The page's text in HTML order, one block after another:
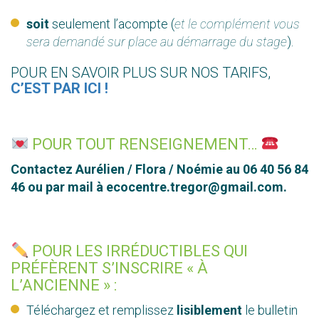
soitseulement l’acompte (et le complément vous
sera demandé sur place au démarrage du stage).
POUR EN SAVOIR PLUS SUR NOS TARIFS,
C’EST PAR ICI !
POUR TOUT RENSEIGNEMENT…
Contactez Aurélien / Flora / Noémie au ​06 40 56 84
46 ou par mail à ecocentre.tregor@gmail.com.
POUR LES IRRÉDUCTIBLES QUI
PRÉFÈRENT S’INSCRIRE « À
L’ANCIENNE » :
Téléchargez et remplissez lisiblement le bulletin